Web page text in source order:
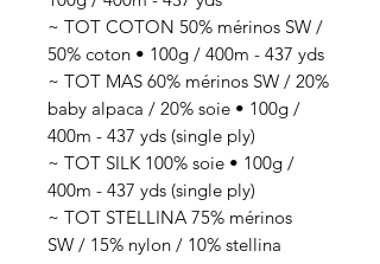
~ TOT COTON 50% mérinos SW /
50% coton • 100g / 400m - 437 yds
~ TOT MAS 60% mérinos SW / 20%
baby alpaca / 20% soie • 100g /
400m - 437 yds (single ply)
~ TOT SILK 100% soie • 100g /
400m - 437 yds (single ply)
~ TOT STELLINA 75% mérinos
SW / 15% nylon / 10% stellina